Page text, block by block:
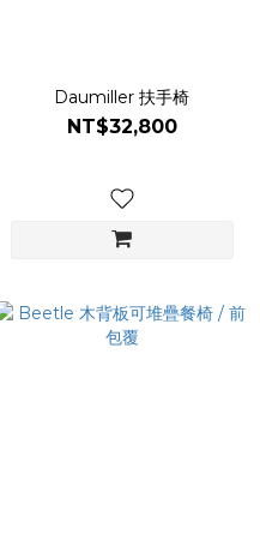
Daumiller 扶手椅
NT$32,800